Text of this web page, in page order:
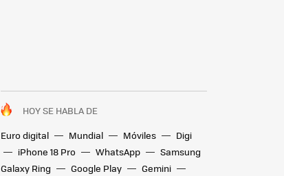
HOY SE HABLA DE
Euro digital
Mundial Móviles
Digi
iPhone 18 Pro
WhatsApp
Samsung
Galaxy Ring
Google Play
Gemini